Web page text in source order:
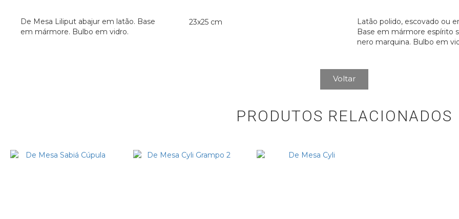
De Mesa Liliput abajur em latão. Base
em mármore. Bulbo em vidro.
23x25 cm
Latão polido, escovado ou
Base em mármore espírito
nero marquina. Bulbo em
Voltar
PRODUTOS RELACIONADOS